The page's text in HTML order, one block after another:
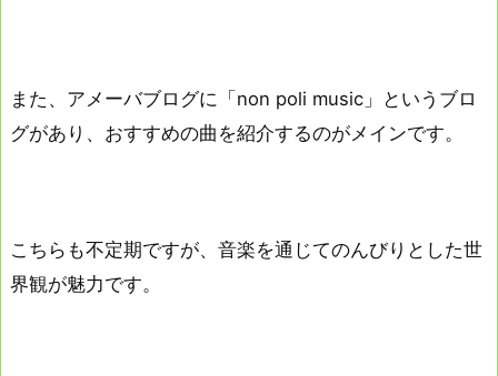
また、アメーバブログに「non poli music」というブロ
グがあり、おすすめの曲を紹介するのがメインです。
こちらも不定期ですが、音楽を通じてのんびりとした世
界観が魅力です。